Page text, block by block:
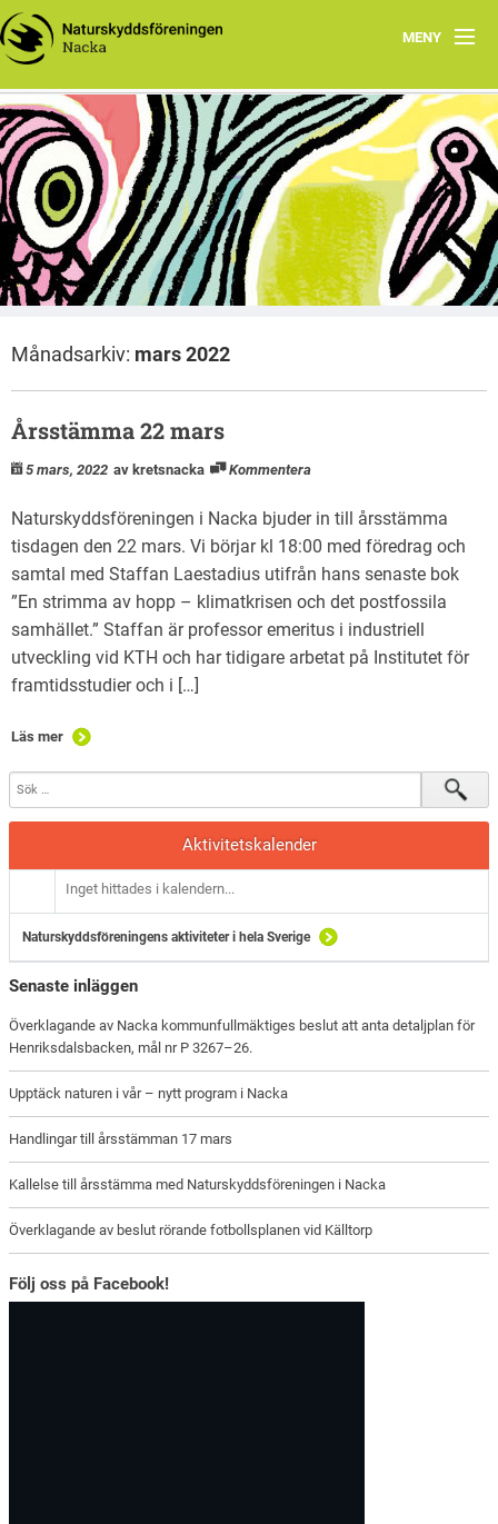
MENY
Hem
Vårprogram 2026
Dokument
Barn, familj och skola
Om oss
Nacka
Välkommen till kretswebben för Naturskyddsföreningen
i Nacka
Månadsarkiv: mars 2022
Årsstämma 22 mars
5 mars, 2022 av kretsnacka Kommentera
Naturskyddsföreningen i Nacka bjuder in till årsstämma
tisdagen den 22 mars. Vi börjar kl 18:00 med föredrag och
samtal med Staffan Laestadius utifrån hans senaste bok
”En strimma av hopp – klimatkrisen och det postfossila
samhället.” Staffan är professor emeritus i industriell
utveckling vid KTH och har tidigare arbetat på Institutet för
framtidsstudier och i […]
Läs mer
Aktivitetskalender
Inget hittades i kalendern...
Naturskyddsföreningens aktiviteter i hela Sverige
Senaste inläggen
Överklagande av Nacka kommunfullmäktiges beslut att anta detaljplan för
Henriksdalsbacken, mål nr P 3267–26.
Upptäck naturen i vår – nytt program i Nacka
Handlingar till årsstämman 17 mars
Kallelse till årsstämma med Naturskyddsföreningen i Nacka
Överklagande av beslut rörande fotbollsplanen vid Källtorp
Följ oss på Facebook!